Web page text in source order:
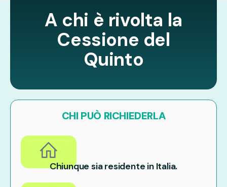
A chi è rivolta la
Cessione del
Quinto
CHI PUÒ RICHIEDERLA
Chiunque sia residente in Italia.